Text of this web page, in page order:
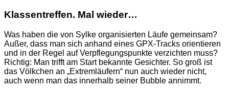
Klassentreffen. Mal wieder…
Was haben die von Sylke organisierten Läufe gemeinsam?
Außer, dass man sich anhand eines GPX-Tracks orientieren
und in der Regel auf Verpflegungspunkte verzichten muss?
Richtig: Man trifft am Start bekannte Gesichter. So groß ist
das Völkchen an „Extremläufern“ nun auch wieder nicht,
auch wenn man das innerhalb seiner Bubble annimmt.